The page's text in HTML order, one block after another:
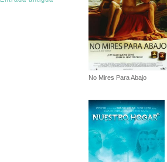
No Mires Para Abajo